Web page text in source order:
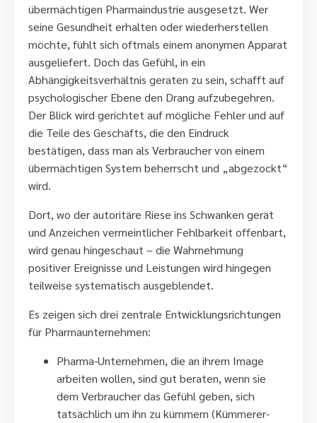
übermächtigen Pharmaindustrie ausgesetzt. Wer
seine Gesundheit erhalten oder wiederherstellen
möchte, fühlt sich oftmals einem anonymen Apparat
ausgeliefert. Doch das Gefühl, in ein
Abhängigkeitsverhältnis geraten zu sein, schafft auf
psychologischer Ebene den Drang aufzubegehren.
Der Blick wird gerichtet auf mögliche Fehler und auf
die Teile des Geschäfts, die den Eindruck
bestätigen, dass man als Verbraucher von einem
übermächtigen System beherrscht und „abgezockt“
wird.
Dort, wo der autoritäre Riese ins Schwanken gerät
und Anzeichen vermeintlicher Fehlbarkeit offenbart,
wird genau hingeschaut – die Wahrnehmung
positiver Ereignisse und Leistungen wird hingegen
teilweise systematisch ausgeblendet.
Es zeigen sich drei zentrale Entwicklungsrichtungen
für Pharmaunternehmen:
Pharma-Unternehmen, die an ihrem Image
arbeiten wollen, sind gut beraten, wenn sie
dem Verbraucher das Gefühl geben, sich
tatsächlich um ihn zu kümmern (Kümmerer-